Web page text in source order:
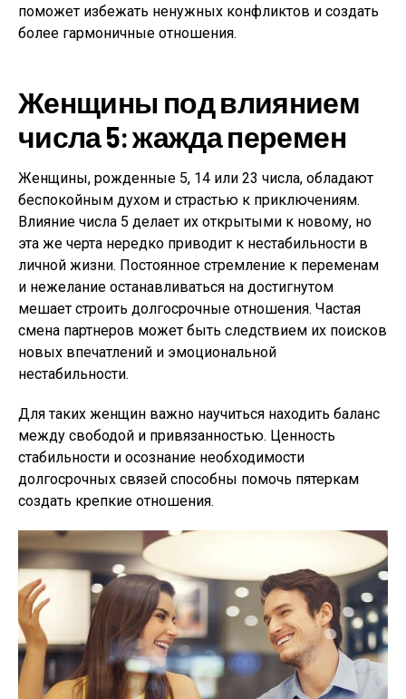
поможет избежать ненужных конфликтов и создать
более гармоничные отношения.
Женщины под влиянием
числа 5: жажда перемен
Женщины, рожденные 5, 14 или 23 числа, обладают
беспокойным духом и страстью к приключениям.
Влияние числа 5 делает их открытыми к новому, но
эта же черта нередко приводит к нестабильности в
личной жизни. Постоянное стремление к переменам
и нежелание останавливаться на достигнутом
мешает строить долгосрочные отношения. Частая
смена партнеров может быть следствием их поисков
новых впечатлений и эмоциональной
нестабильности.
Для таких женщин важно научиться находить баланс
между свободой и привязанностью. Ценность
стабильности и осознание необходимости
долгосрочных связей способны помочь пятеркам
создать крепкие отношения.